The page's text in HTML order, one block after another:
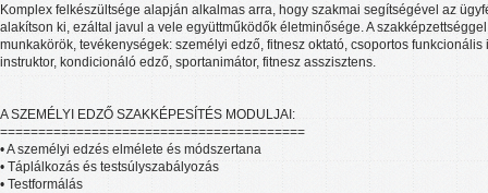
Komplex felkészültsége alapján alkalmas arra, hogy szakmai segítségével az
alakítson ki, ezáltal javul a vele együttműködők életminősége. A
munkakörök, tevékenységek: személyi edző, fitnesz oktató, csoportos funkcionális
instruktor, kondicionáló edző, sportanimátor, fitnesz asszisztens.
A SZEMÉLYI EDZŐ SZAKKÉPESÍTÉS MODULJAI:
========================================
• A személyi edzés elmélete és módszertana
• Táplálkozás és testsúlyszabályozás
• Testformálás